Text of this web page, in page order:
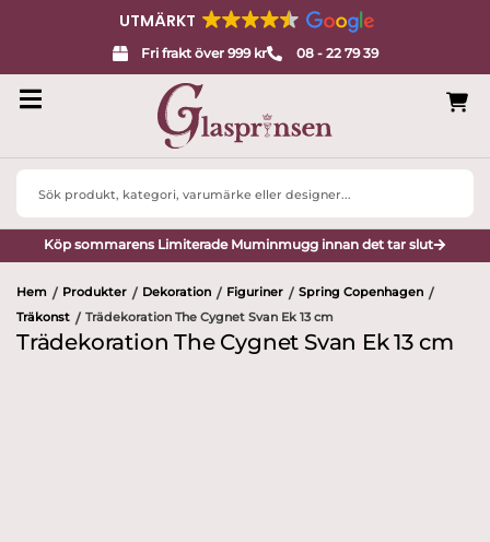
UTMÄRKT
Fri frakt över 999 kr 08 - 22 79 39
Search
Köp sommarens Limiterade Muminmugg innan det tar slut
Hem / Produkter / Dekoration / Figuriner / Spring Copenhagen /
Träkonst / Trädekoration The Cygnet Svan Ek 13 cm
Trädekoration The Cygnet Svan Ek 13 cm